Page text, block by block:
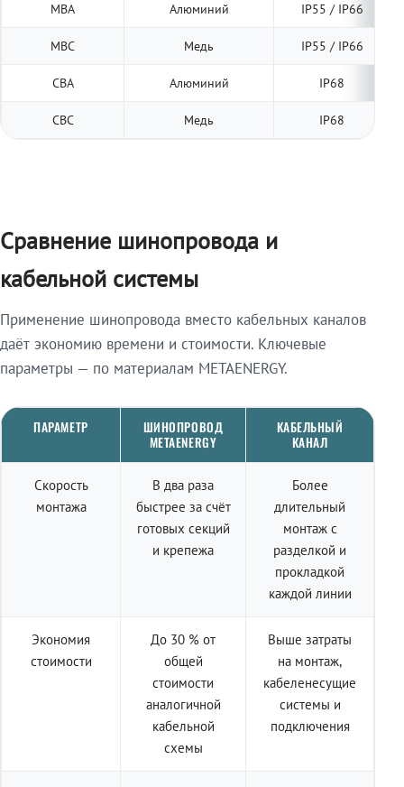
МВА Алюминий IP55 / IP66
МВС Медь IP55 / IP66
СВА Алюминий IP68
СВС Медь IP68
Сравнение шинопровода и
кабельной системы
Применение шинопровода вместо кабельных каналов
даёт экономию времени и стоимости. Ключевые
параметры — по материалам METAENERGY.
ПАРАМЕТР
ШИНОПРОВОД
METAENERGY
КАБЕЛЬНЫЙ
КАНАЛ
Скорость
монтажа
В два раза
быстрее за счёт
готовых секций
и крепежа
Более
длительный
монтаж с
разделкой и
прокладкой
каждой линии
Экономия
стоимости
До 30 % от
общей
стоимости
аналогичной
кабельной
схемы
Выше затраты
на монтаж,
кабеленесущие
системы и
подключения